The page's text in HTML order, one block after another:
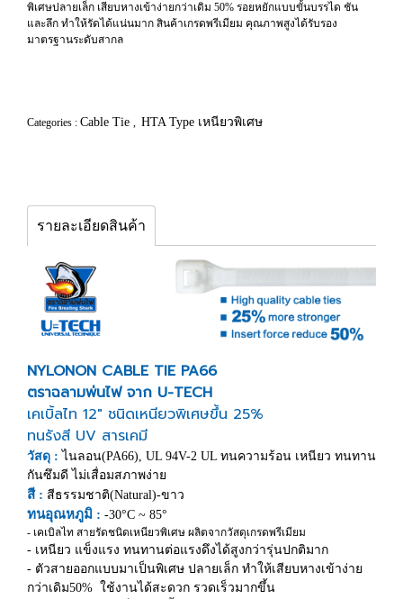
พิเศษปลายเล็ก เสียบหางเข้าง่ายกว่าเดิม 50% รอยหยักแบบขั้นบรรได ชัน
และลึก ทำให้รัดได้แน่นมาก สินค้าเกรดพรีเมียม คุณภาพสูงได้รับรอง
มาตรฐานระดับสากล
Categories : Cable Tie , HTA Type เหนียวพิเศษ
รายละเอียดสินค้า
NYLONON CABLE TIE PA66
ตราฉลามพ่นไฟ จาก U-TECH
เคเบิ้ลไท 12" ชนิดเหนียวพิเศษขึ้น 25%
ทนรังสี UV สารเคมี
วัสดุ : ไนลอน(PA66), UL 94V-2 UL ทนความร้อน เหนียว ทนทาน
กันซึมดี ไม่เสื่อมสภาพง่าย
สี : สีธรรมชาติ(Natural)-ขาว
ทนอุณหภูมิ : -30°C ~ 85°
- เคเบิลไท สายรัดชนิดเหนียวพิเศษ ผลิตจากวัสดุเกรดพรีเมียม
- เหนียว แข็งแรง ทนทานต่อแรงดึงได้สูงกว่ารุ่นปกติมาก
- ตัวสายออกแบบมาเป็นพิเศษ ปลายเล็ก ทำให้เสียบหางเข้าง่าย
กว่าเดิม50% ใช้งานได้สะดวก รวดเร็วมากขึ้น